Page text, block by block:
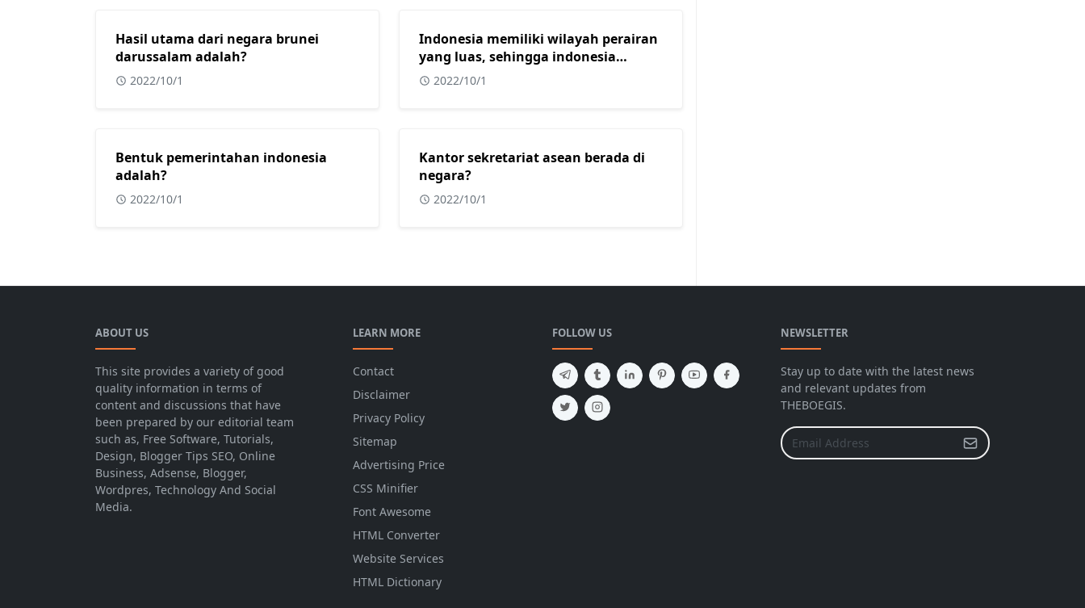
Hasil utama dari negara brunei
darussalam adalah?
2022/10/1
Indonesia memiliki wilayah perairan
yang luas, sehingga indonesia
mendapat julukan sebagai?
2022/10/1
Bentuk pemerintahan indonesia
adalah?
2022/10/1
Kantor sekretariat asean berada di
negara?
2022/10/1
ABOUT US
This site provides a variety of good
quality information in terms of
content and discussions that have
been prepared by our editorial team
such as, Free Software, Tutorials,
Design, Blogger Tips SEO, Online
Business, Adsense, Blogger,
Wordpres, Technology And Social
Media.
LEARN MORE
Contact
Disclaimer
Privacy Policy
Sitemap
Advertising Price
CSS Minifier
Font Awesome
HTML Converter
Website Services
HTML Dictionary
FOLLOW US NEWSLETTER
Stay up to date with the latest news
and relevant updates from
THEBOEGIS.